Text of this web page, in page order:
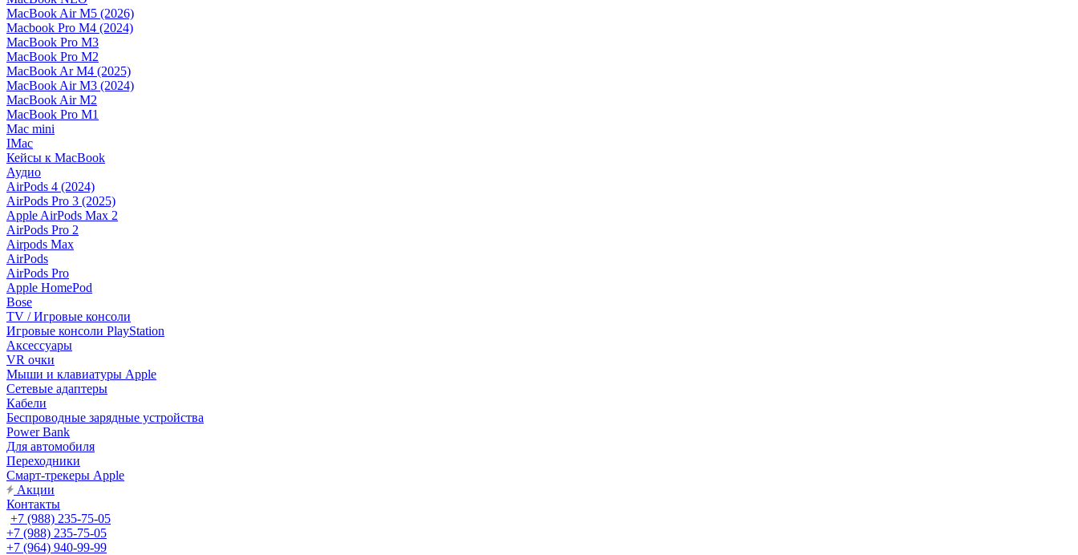
MacBook Air M5 (2026)
Macbook Pro M4 (2024)
MacBook Pro M3
MacBook Pro M2
MacBook Ar M4 (2025)
MacBook Air M3 (2024)
MacBook Air M2
MacBook Pro M1
Mac mini
IMac
Кейсы к MacBook
Аудио
AirPods 4 (2024)
AirPods Pro 3 (2025)
Apple AirPods Max 2
AirPods Pro 2
Airpods Max
AirPods
AirPods Pro
Apple HomePod
Bose
TV / Игровые консоли
Игровые консоли PlayStation
Аксессуары
VR очки
Мыши и клавиатуры Apple
Сетевые адаптеры
Кабели
Беспроводные зарядные устройства
Power Bank
Для автомобиля
Переходники
Смарт-трекеры Apple
Акции
Контакты
+7 (988) 235-75-05
+7 (988) 235-75-05
+7 (964) 940-99-99